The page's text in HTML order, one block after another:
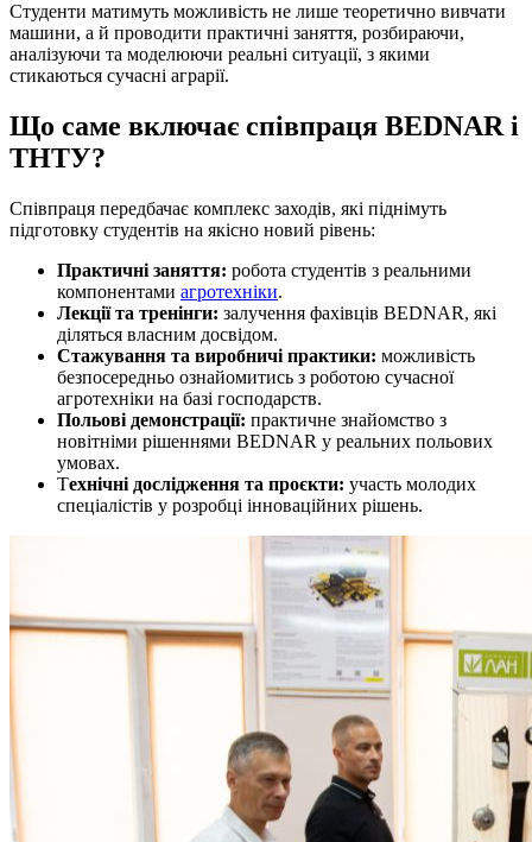
Студенти матимуть можливість не лише теоретично вивчати
машини, а й проводити практичні заняття, розбираючи,
аналізуючи та моделюючи реальні ситуації, з якими
стикаються сучасні аграрії.
Що саме включає співпраця BEDNAR і
ТНТУ?
Співпраця передбачає комплекс заходів, які піднімуть
підготовку студентів на якісно новий рівень:
Практичні заняття: робота студентів з реальними
компонентами агротехніки.
Лекції та тренінги: залучення фахівців BEDNAR, які
діляться власним досвідом.
Стажування та виробничі практики: можливість
безпосередньо ознайомитись з роботою сучасної
агротехніки на базі господарств.
Польові демонстрації: практичне знайомство з
новітніми рішеннями BEDNAR у реальних польових
умовах.
Технічні дослідження та проєкти: участь молодих
спеціалістів у розробці інноваційних рішень.